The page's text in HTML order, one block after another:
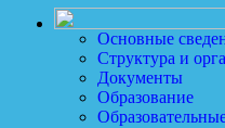
Основные
Структура и
Документы
Образование